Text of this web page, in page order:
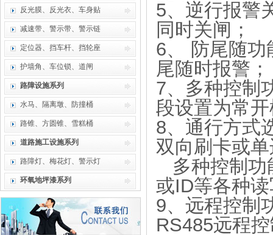
反光膜、反光衣、车身贴
减速带、警示带、警示链
定位器、挡车杆、挡轮座
护墙角、车位锁、道闸
路障设施系列
水马、隔离墩、防撞桶
路锥、方圆锥、雪糕桶
道路施工设施系列
路障灯、梅花灯、警示灯
环氧地坪漆系列
5、逆行报警
同时关闸；
6、 防尾随功
尾随时报警；
7、多种控制
段设置为常
8、通行方式
双向刷卡或
多种控制功
或ID等各种
9、远程控制
RS485远程